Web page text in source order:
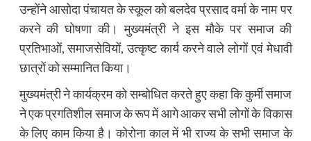
उन्होंने आसोदा पंचायत के स्कूल को बलदेव प्रसाद वर्मा के नाम पर
करने की घोषणा की। मुख्यमंत्री ने इस मौके पर समाज की
प्रतिभाओं, समाजसेवियों, उत्कृष्ट कार्य करने वाले लोगों एवं मेधावी
छात्रों को सम्मानित किया।
मुख्यमंत्री ने कार्यक्रम को सम्बोधित करते हुए कहा कि कुर्मी समाज
ने एक प्रगतिशील समाज के रूप में आगे आकर सभी लोगों के विकास
के लिए काम किया है। कोरोना काल में भी राज्य के सभी समाज के